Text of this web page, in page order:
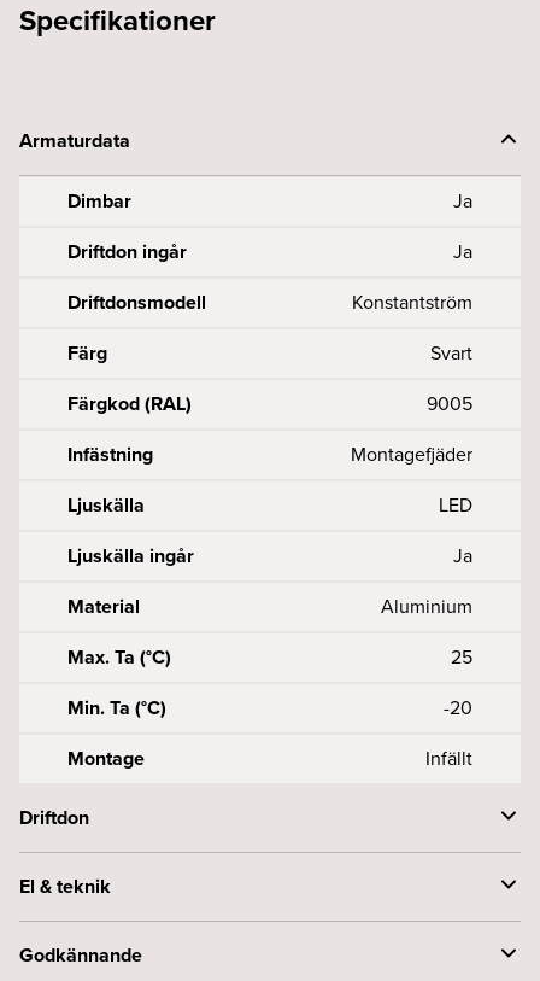
Specifikationer
Armaturdata
Dimbar
Ja
Driftdon ingår
Ja
Driftdonsmodell
Konstantström
Färg
Svart
Färgkod (RAL)
9005
Infästning
Montagefjäder
Ljuskälla
LED
Ljuskälla ingår
Ja
Material
Aluminium
Max. Ta (°C)
25
Min. Ta (°C)
-20
Montage
Infällt
Driftdon
Anslutning (mm2)
Driftdonsmodell
Konstantström
El & teknik
Effekt armatur (W)
Godkännande